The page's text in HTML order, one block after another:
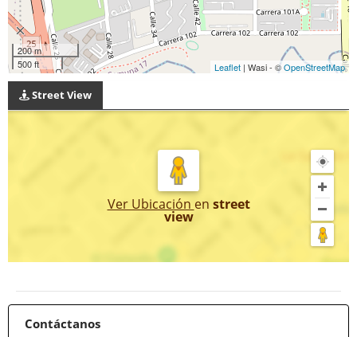
200 m
500 ft
Leaflet | Wasi - ©OpenStreetMap
Street View
Ver Ubicación en street
view
Contáctanos